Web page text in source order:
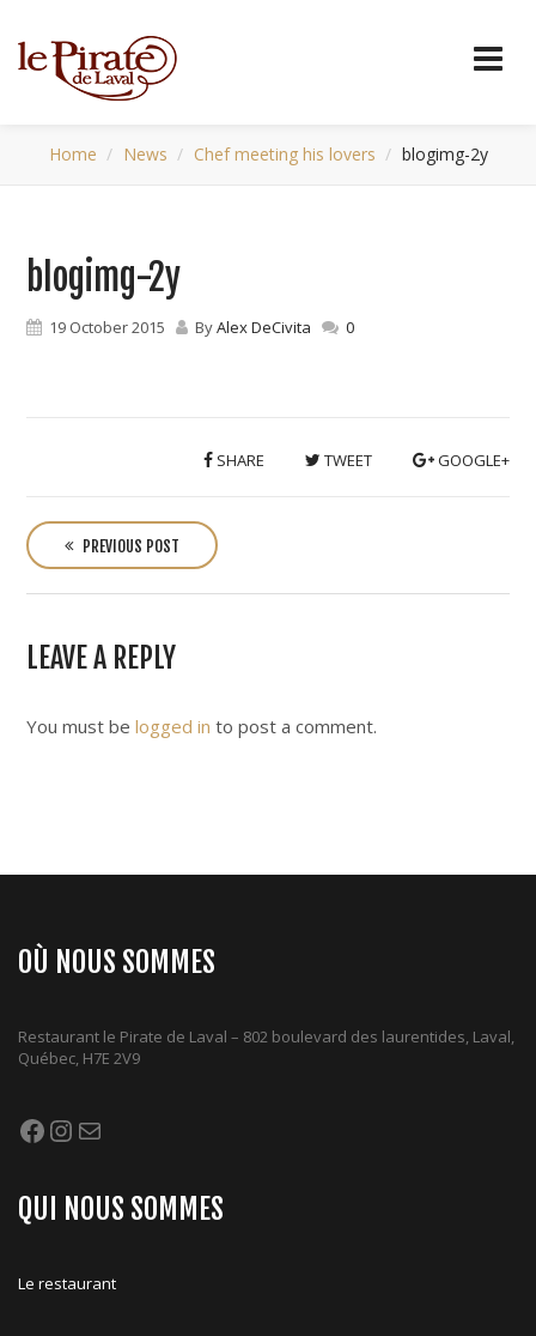
Home News Chef meeting his lovers blogimg-2y
blogimg-2y
19 October 2015 ByAlex DeCivita 0
SHARE TWEET GOOGLE+
o
s
t
n
a
i
o
PREVIOUS POST
LEAVE A REPLY
You must be logged in to post a comment.
OÙ NOUS SOMMES
Restaurant le Pirate de Laval – 802 boulevard des laurentides, Laval,
Québec, H7E 2V9
Facebook
Instagram
Mail
QUI NOUS SOMMES
Le restaurant